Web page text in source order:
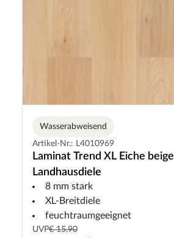
Wasserabweisend
Artikel-Nr.: L4010969
Laminat Trend XL Eiche beige
Landhausdiele
8 mm stark
XL-Breitdiele
feuchtraumgeeignet
UVP€ 15,90